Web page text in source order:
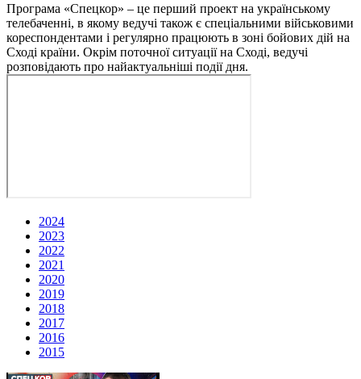
Програма «Спецкор» – це перший проект на українському
телебаченні, в якому ведучі також є спеціальними військовими
кореспондентами і регулярно працюють в зоні бойових дій на
Сході країни. Окрім поточної ситуації на Сході, ведучі
розповідають про найактуальніші події дня.
2024
2023
2022
2021
2020
2019
2018
2017
2016
2015